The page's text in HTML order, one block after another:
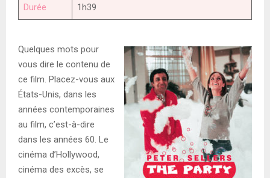
Durée 1h39
Quelques mots pour
vous dire le contenu de
ce film. Placez-vous aux
États-Unis, dans les
années contemporaines
au film, c’est-à-dire
dans les années 60. Le
cinéma d’Hollywood,
cinéma des excès, se